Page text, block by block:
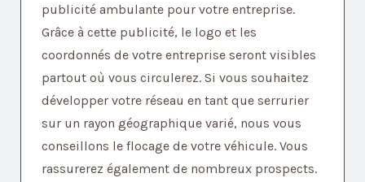
publicité ambulante pour votre entreprise.
Grâce à cette publicité, le logo et les
coordonnés de votre entreprise seront visibles
partout où vous circulerez. Si vous souhaitez
développer votre réseau en tant que serrurier
sur un rayon géographique varié, nous vous
conseillons le flocage de votre véhicule. Vous
rassurerez également de nombreux prospects.